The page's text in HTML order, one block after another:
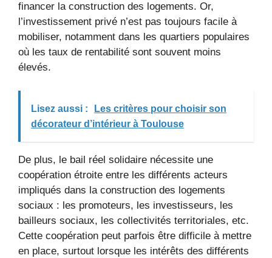
financer la construction des logements. Or,
l’investissement privé n’est pas toujours facile à
mobiliser, notamment dans les quartiers populaires
où les taux de rentabilité sont souvent moins
élevés.
Lisez aussi :
Les critères pour choisir son
décorateur d’intérieur à Toulouse
De plus, le bail réel solidaire nécessite une
coopération étroite entre les différents acteurs
impliqués dans la construction des logements
sociaux : les promoteurs, les investisseurs, les
bailleurs sociaux, les collectivités territoriales, etc.
Cette coopération peut parfois être difficile à mettre
en place, surtout lorsque les intérêts des différents